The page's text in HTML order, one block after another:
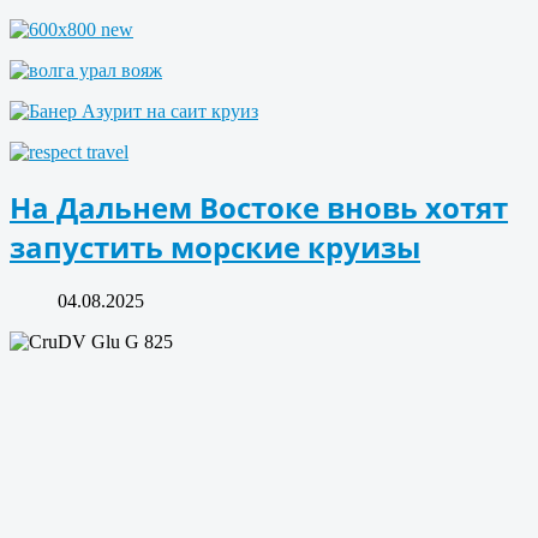
На Дальнем Востоке вновь хотят
запустить морские круизы
04.08.2025